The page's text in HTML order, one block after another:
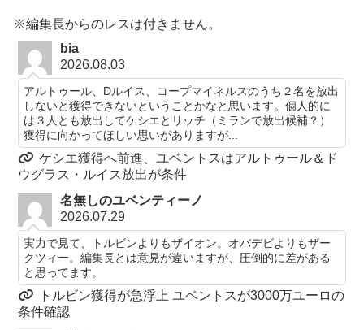
※編集長からのレスは付きません。
bia
2026.08.03
アルトゥール、Dルイス、コープマイネルスのうち２名を放出
しないと獲得できないということかなと思います。個人的に
は３人とも放出してケシエとリッチ（ミランで放出候補？）
獲得に向かってほしい思いがありますが...
ケシエ獲得へ前進、ユベントスはアルトゥール＆ド
ウグラス・ルイス放出が条件
名無しのユベンティーノ
2026.07.29
実力で見て、トルビンよりもザイオン。オバデビよりもザー
クツィー。編集長とは意見が違いますが、圧倒的に差がある
と思ってます。
トルビン獲得が急浮上 ユベントスが3000万ユーロの
条件確認